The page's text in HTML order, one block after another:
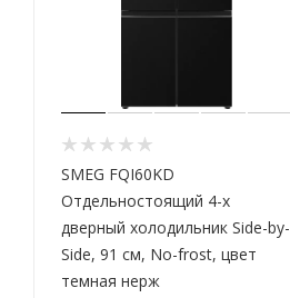
SMEG FQI60KD
Отдельностоящий 4-х
дверный холодильник Side-by-
Side, 91 см, No-frost, цвет
темная нерж